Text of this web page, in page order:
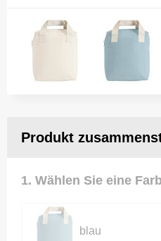
Produkt
1. Wählen Sie eine
blau